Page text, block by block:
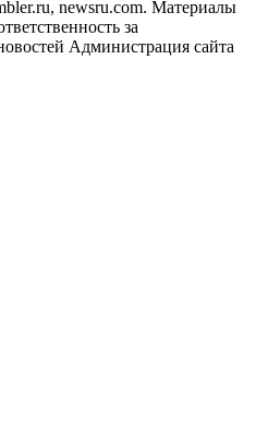
newsru.com. Материалы
за
Администрация сайта